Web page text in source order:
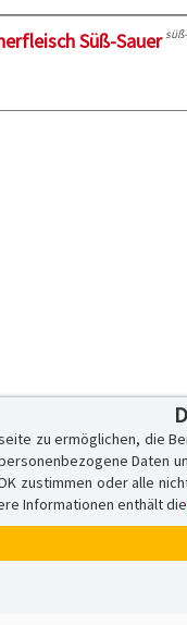
Süß-Sauer
zu ermöglichen, die
Daten
zustimmen oder alle
Informationen enthält die